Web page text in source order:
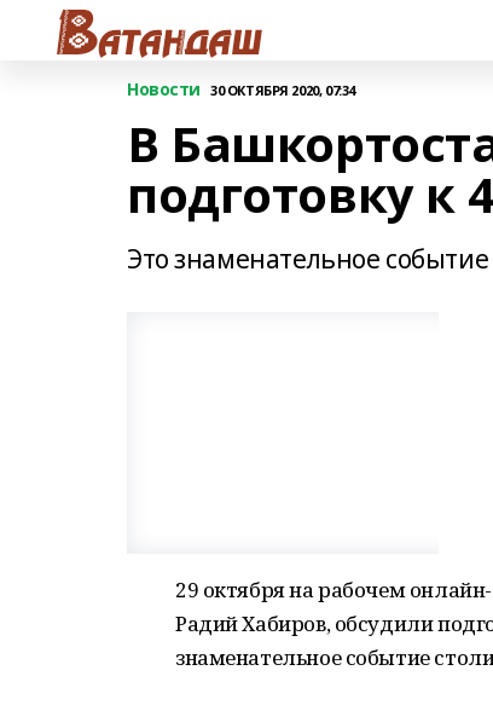
Новости 30 ОКТЯБРЯ 2020, 07:34
В
подготовку к
Это знаменательное
29 октября на рабочем
Радий Хабиров, обсудили
знаменательное событие